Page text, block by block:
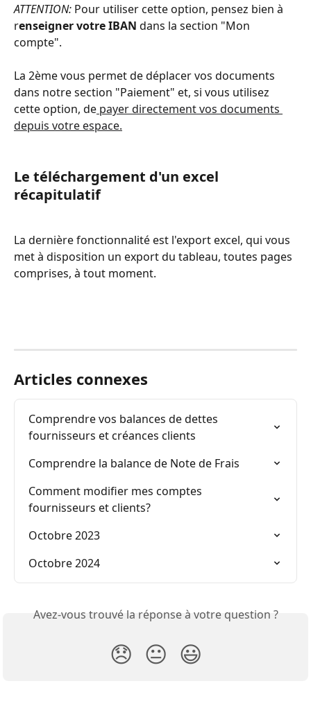
ATTENTION: Pour utiliser cette option, pensez bien à
renseigner votre IBAN dans la section "Mon
compte".
La 2ème vous permet de déplacer vos documents
dans notre section "Paiement" et, si vous utilisez
cette option, de payer directement vos documents
depuis votre espace.
Le téléchargement d'un excel
récapitulatif
La dernière fonctionnalité est l'export excel, qui vous
met à disposition un export du tableau, toutes pages
comprises, à tout moment.
Articles connexes
Comprendre vos balances de dettes
fournisseurs et créances clients
Comprendre la balance de Note de Frais
Comment modifier mes comptes
fournisseurs et clients?
Octobre 2023
Octobre 2024
Avez-vous trouvé la réponse à votre question ?
😞 😐 😃